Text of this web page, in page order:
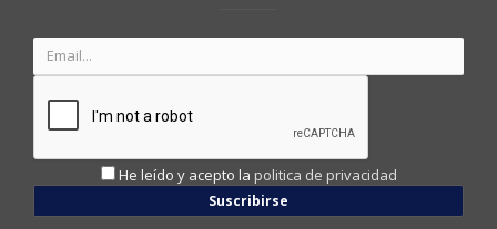
He leído y acepto la politica de privacidad
Suscribirse